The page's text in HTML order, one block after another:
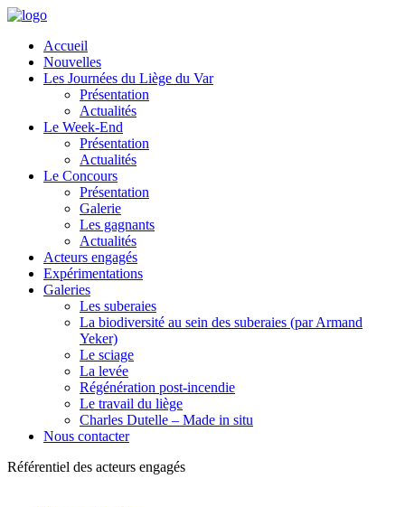
Accueil
Nouvelles
Les Journées du Liège du Var
Présentation
Actualités
Le Week-End
Présentation
Actualités
Le Concours
Présentation
Galerie
Les gagnants
Actualités
Acteurs engagés
Expérimentations
Galeries
Les suberaies
La biodiversité au sein des suberaies (par Armand
Yeker)
Le sciage
La levée
Régénération post-incendie
Le travail du liège
Charles Dutelle – Made in situ
Nous contacter
Référentiel des acteurs engagés